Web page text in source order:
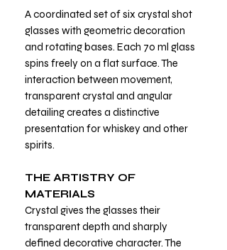
A coordinated set of six crystal shot
glasses with geometric decoration
and rotating bases. Each 70 ml glass
spins freely on a flat surface. The
interaction between movement,
transparent crystal and angular
detailing creates a distinctive
presentation for whiskey and other
spirits.
THE ARTISTRY OF
MATERIALS
Crystal gives the glasses their
transparent depth and sharply
defined decorative character. The